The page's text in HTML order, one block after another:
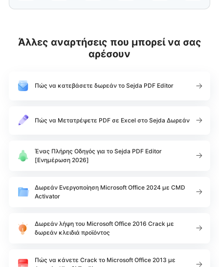
Άλλες αναρτήσεις που μπορεί να σας
αρέσουν
Πώς να κατεβάσετε δωρεάν το Sejda PDF Editor
Πώς να Μετατρέψετε PDF σε Excel στο Sejda Δωρεάν
Ένας Πλήρης Οδηγός για το Sejda PDF Editor
[Ενημέρωση 2026]
Δωρεάν Ενεργοποίηση Microsoft Office 2024 με CMD
Activator
Δωρεάν λήψη του Microsoft Office 2016 Crack με
δωρεάν κλειδιά προϊόντος
Πώς να κάνετε Crack το Microsoft Office 2013 με